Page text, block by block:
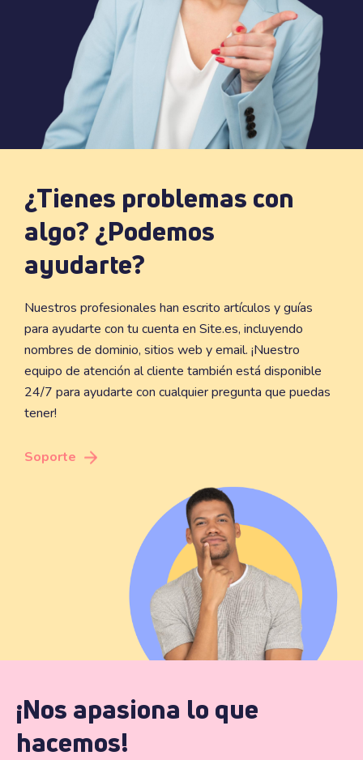
¿Tienes problemas con
algo? ¿Podemos
ayudarte?
Nuestros profesionales han escrito artículos y guías
para ayudarte con tu cuenta en Site.es, incluyendo
nombres de dominio, sitios web y email. ¡Nuestro
equipo de atención al cliente también está disponible
24/7 para ayudarte con cualquier pregunta que puedas
tener!
Soporte
¡Nos apasiona lo que
hacemos!